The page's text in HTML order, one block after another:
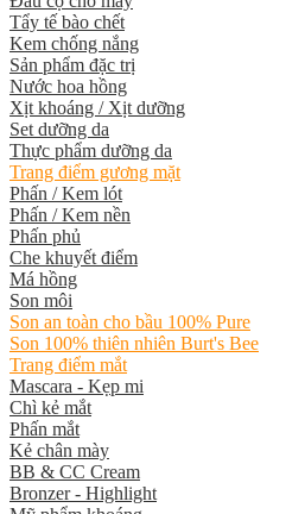
Tẩy tế bào chết
Kem chống nắng
Sản phẩm đặc trị
Nước hoa hồng
Xịt khoáng / Xịt dưỡng
Set dưỡng da
Thực phẩm dưỡng da
Trang điểm gương mặt
Phấn / Kem lót
Phấn / Kem nền
Phấn phủ
Che khuyết điểm
Má hồng
Son môi
Son an toàn cho bầu 100% Pure
Son 100% thiên nhiên Burt's Bee
Trang điểm mắt
Mascara - Kẹp mi
Chì kẻ mắt
Phấn mắt
Kẻ chân mày
BB & CC Cream
Bronzer - Highlight